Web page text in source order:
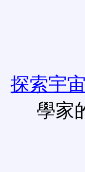
探索宇宙
學家